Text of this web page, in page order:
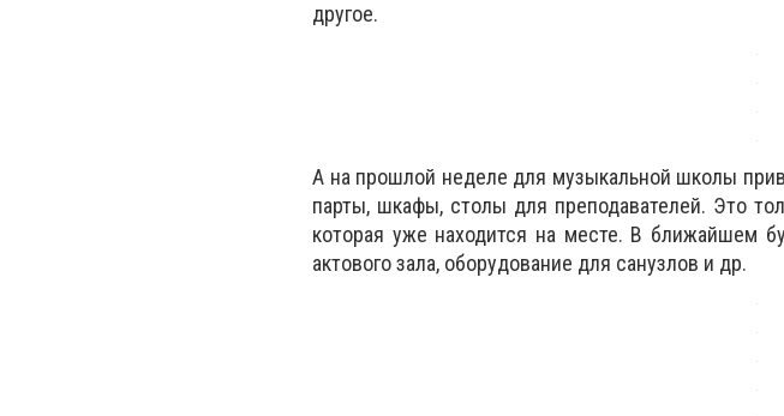
другое.
А на прошлой неделе для музыкальной школы
парты, шкафы, столы для преподавателей. Это
которая уже находится на месте. В ближайшем
актового зала, оборудование для санузлов и др.